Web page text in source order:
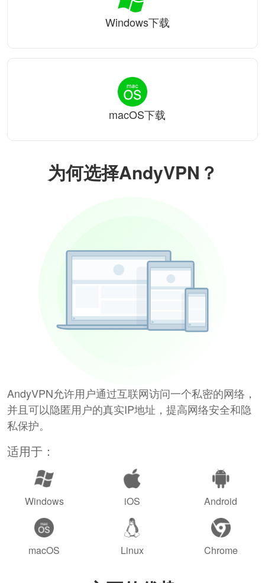
为何选择AndyVPN？
AndyVPN允许用户通过互联网访问一个私密的网络，
并且可以隐匿用户的真实IP地址，提高网络安全和隐
私保护。
适用于：
Windows iOS Android
macOS Linux Chrome
Windows下载
macOS下载